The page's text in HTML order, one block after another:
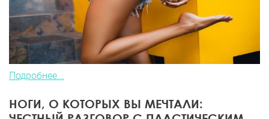
Подробнее...
НОГИ, О КОТОРЫХ ВЫ МЕЧТАЛИ: